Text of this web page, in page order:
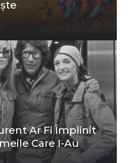
Ar Fi Împlinit
Care I-Au